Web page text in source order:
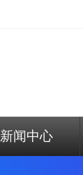
新闻中心